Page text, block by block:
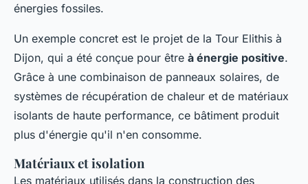
énergies fossiles.
Un exemple concret est le projet de la Tour Elithis à
Dijon, qui a été conçue pour être à énergie positive.
Grâce à une combinaison de panneaux solaires, de
systèmes de récupération de chaleur et de matériaux
isolants de haute performance, ce bâtiment produit
plus d'énergie qu'il n'en consomme.
Matériaux et isolation
Les matériaux utilisés dans la construction des